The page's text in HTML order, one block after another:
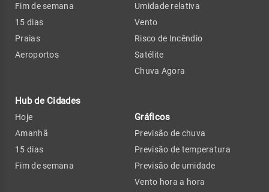
Fim de semana
15 dias
Praias
Aeroportos
Hub de Cidades
Hoje
Amanhã
15 dias
Fim de semana
Umidade relativa
Vento
Risco de Incêndio
Satélite
Chuva Agora
Gráficos
Previsão de chuva
Previsão de temperatura
Previsão de umidade
Vento hora a hora